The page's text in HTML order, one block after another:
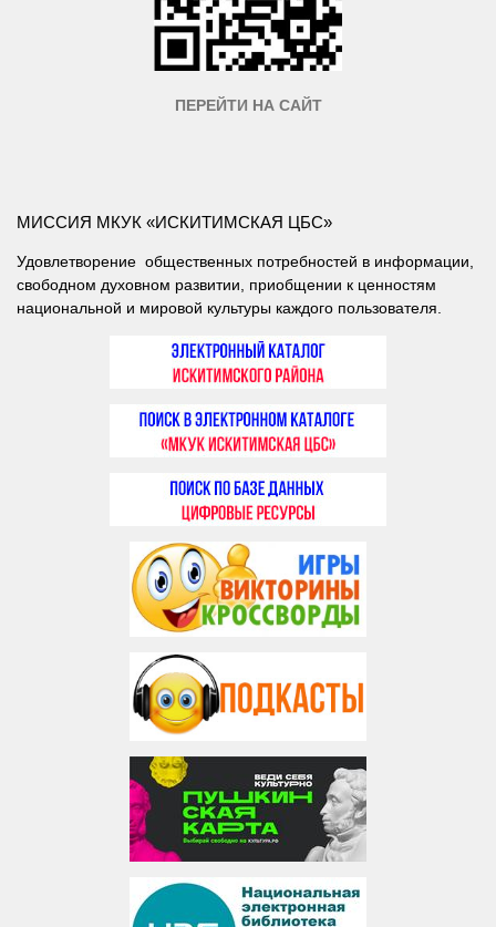
ПЕРЕЙТИ НА САЙТ
МИССИЯ МКУК «ИСКИТИМСКАЯ ЦБС»
Удовлетворение общественных потребностей в информации,
свободном духовном развитии, приобщении к ценностям
национальной и мировой культуры каждого пользователя.